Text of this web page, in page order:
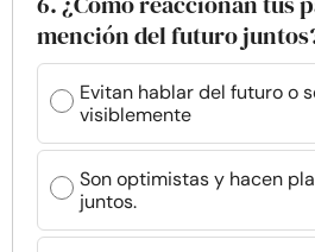
mención del futuro
Evitan hablar del futuro o
visiblemente
Son optimistas y hacen
juntos.